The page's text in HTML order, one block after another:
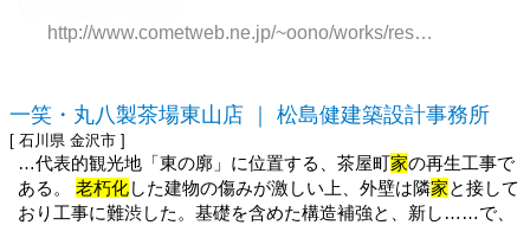
http://www.cometweb.ne.jp/~oono/works/residential/a37/index.html
一笑・丸八製茶場東山店 ｜ 松島健建築設計事務所
[ 石川県 金沢市 ]
…代表的観光地「東の廓」に位置する、茶屋町家の再生工事で
ある。老朽化した建物の傷みが激しい上、外壁は隣家と接して
おり工事に難渋した。基礎を含めた構造補強と、新し……で、